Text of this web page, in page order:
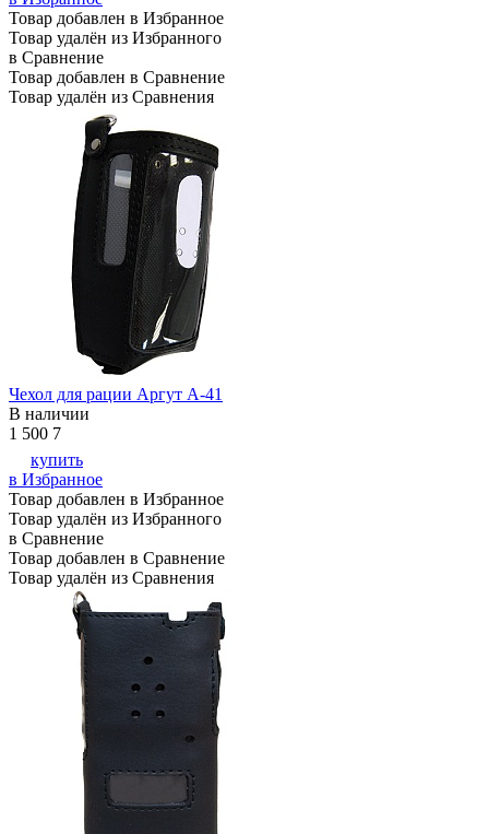
Товар добавлен в Избранное
Товар удалён из Избранного
в Сравнение
Товар добавлен в Сравнение
Товар удалён из Сравнения
Чехол для рации Аргут А-41
В наличии
1 500 7
купить
в Избранное
Товар добавлен в Избранное
Товар удалён из Избранного
в Сравнение
Товар добавлен в Сравнение
Товар удалён из Сравнения